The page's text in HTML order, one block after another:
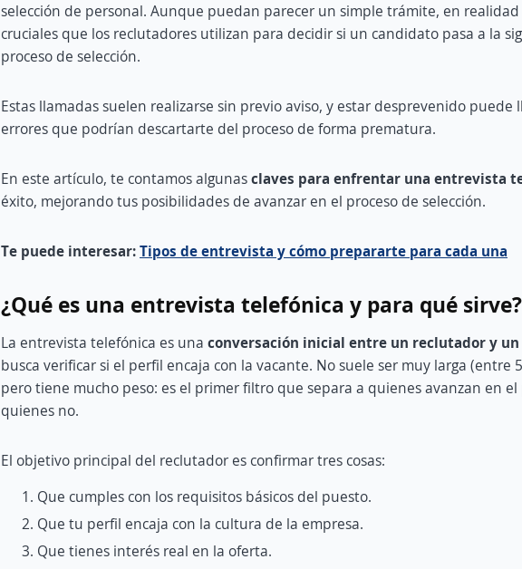
selección de personal. Aunque puedan parecer un simple trámite, en
cruciales que los reclutadores utilizan para decidir si un candidato pasa a la
proceso de selección.
Estas llamadas suelen realizarse sin previo aviso, y estar desprevenido puede
errores que podrían descartarte del proceso de forma prematura.
En este artículo, te contamos algunasclaves para enfrentar una entrevista
éxito, mejorando tus posibilidades de avanzar en el proceso de selección.
Te puede interesar:Tipos de entrevista y cómo prepararte para cada una
¿Qué es una entrevista telefónica y para qué sirve?
La entrevista telefónica es una conversación inicial entre un reclutador y
busca verificar si el perfil encaja con la vacante. No suele ser muy larga (entre
pero tiene mucho peso: es el primer filtro que separa a quienes avanzan en el
quienes no.
El objetivo principal del reclutador es confirmar tres cosas:
Que cumples con los requisitos básicos del puesto.
Que tu perfil encaja con la cultura de la empresa.
Que tienes interés real en la oferta.